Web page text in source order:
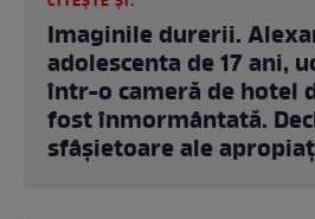
Imaginile durerii.
adolescenta de 17 ani,
într-o cameră de hotel
fost înmormântată.
sfâșietoare ale